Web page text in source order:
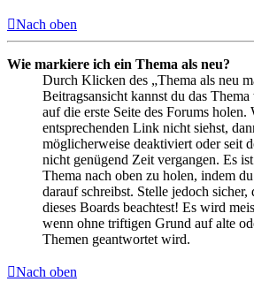
Nach oben
Wie markiere ich ein Thema als neu?
Durch Klicken des „Thema als neu
Beitragsansicht kannst du das
auf die erste Seite des Forums holen.
entsprechenden Link nicht siehst,
möglicherweise deaktiviert oder seit
nicht genügend Zeit vergangen. Es
Thema nach oben zu holen, indem
darauf schreibst. Stelle jedoch sicher,
dieses Boards beachtest! Es wird
wenn ohne triftigen Grund auf alte
Themen geantwortet wird.
Nach oben